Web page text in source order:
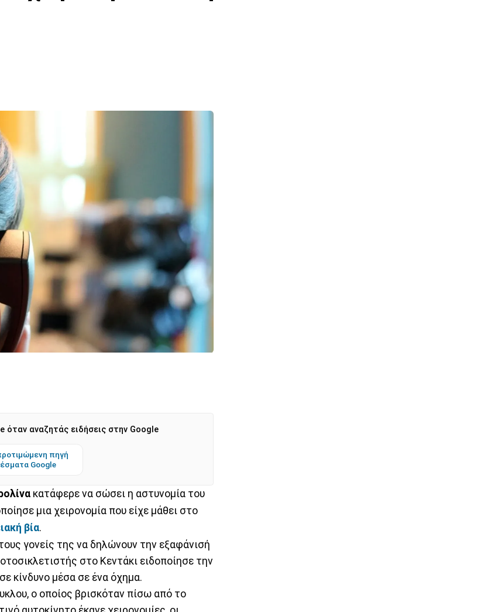
όταν αναζητάς ειδήσεις στην Google
πηγή
Google
κατάφερε να σώσει η αστυνομία του
μια χειρονομία που είχε μάθει στο
βία.
γονείς της να δηλώνουν την εξαφάνισή
στο Κεντάκι ειδοποίησε την
κίνδυνο μέσα σε ένα όχημα.
ο οποίος βρισκόταν πίσω από το